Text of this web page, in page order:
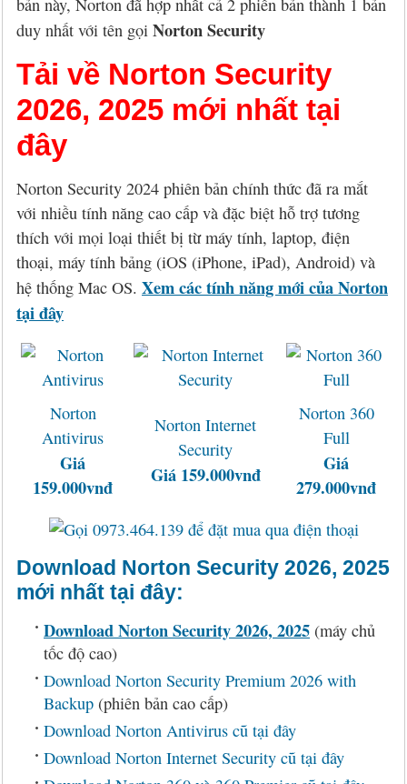
bản này, Norton đã hợp nhất cả 2 phiên bản thành 1 bản
duy nhất với tên gọi Norton Security
Tải về Norton Security
2026, 2025 mới nhất tại
đây
Norton Security 2024 phiên bản chính thức đã ra mắt
với nhiều tính năng cao cấp và đặc biệt hỗ trợ tương
thích với mọi loại thiết bị từ máy tính, laptop, điện
thoại, máy tính bảng (iOS (iPhone, iPad), Android) và
hệ thống Mac OS. Xem các tính năng mới của Norton
tại đây
Norton
Antivirus
Giá
159.000vnđ
Norton Internet
Security
Giá 159.000vnđ
Norton 360
Full
Giá
279.000vnđ
Download Norton Security 2026, 2025
mới nhất tại đây:
Download Norton Security 2026, 2025 (máy chủ
tốc độ cao)
Download Norton Security Premium 2026 with
Backup (phiên bản cao cấp)
Download Norton Antivirus cũ tại đây
Download Norton Internet Security cũ tại đây